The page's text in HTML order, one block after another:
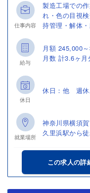
仕事内容
製造工場での
れ・色の目視
持管理・解体
給与
月額
月数 計3.6ヶ
休日
休日：他 週休
就業場所
神奈川県横須
久里浜駅から
この求人の詳